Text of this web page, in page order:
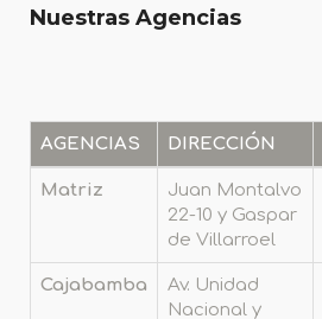
Nuestras Agencias
AGENCIAS DIRECCIÓN
Matriz
Juan Montalvo
22-10 y Gaspar
de Villarroel
Cajabamba
Av. Unidad
Nacional y